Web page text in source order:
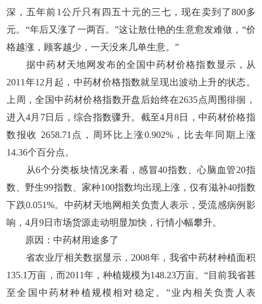
深，五年前1公斤只有四五十元的三七，现在卖到了800多
元。“年后又涨了一两百。”这让敖仕艳的生意愈发难做，“价
格越涨，顾客越少，一天没来几单生意。”
据中药材天地网发布的全国中药材价格指数显示，从
2011年12月起，中药材价格指数就呈现出波动上升的状态。
上周，全国中药材价格指数开盘后始终在2635点周围徘徊，
进入4月7日后，综合指数骤升。截至4月8日，中药材价格指
数报收 2658.71点，周环比上涨0.902%，比去年同期上涨
14.36个百分点。
从6个分类板块情况来看，感冒40指数、心脑血管20指
数、野生99指数、家种100指数均出现上涨，仅有滋补40指数
下跌0.051%。中药材天地网相关负责人表示，受流感病例影
响，4月9日市场货源走动明显加快，行情小幅攀升。
原因：中药材用途多了
省农业厅相关数据显示，2008年，我省中药材种植面积
135.1万亩，而2011年，种植规模为148.23万亩。“目前我省甚
至全国中药材种植规模相对稳定。”业内相关负责人表